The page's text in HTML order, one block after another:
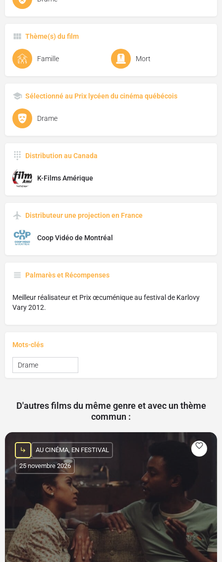
Thème(s) du film
Famille Mort
Sélectionné au Prix lycéen du cinéma québécois
Drame
Distribution au Canada
K-Films Amérique
Distributeur une projection en France
Coop Vidéo de Montréal
Palmarès et Récompenses
Meilleur réalisateur et Prix œcuménique au festival de Karlovy
Vary 2012.
Mots-clés
Drame
D'autres films du même genre et avec un thème
commun :
AU CINÉMA, EN FESTIVAL
25 novembre 2026